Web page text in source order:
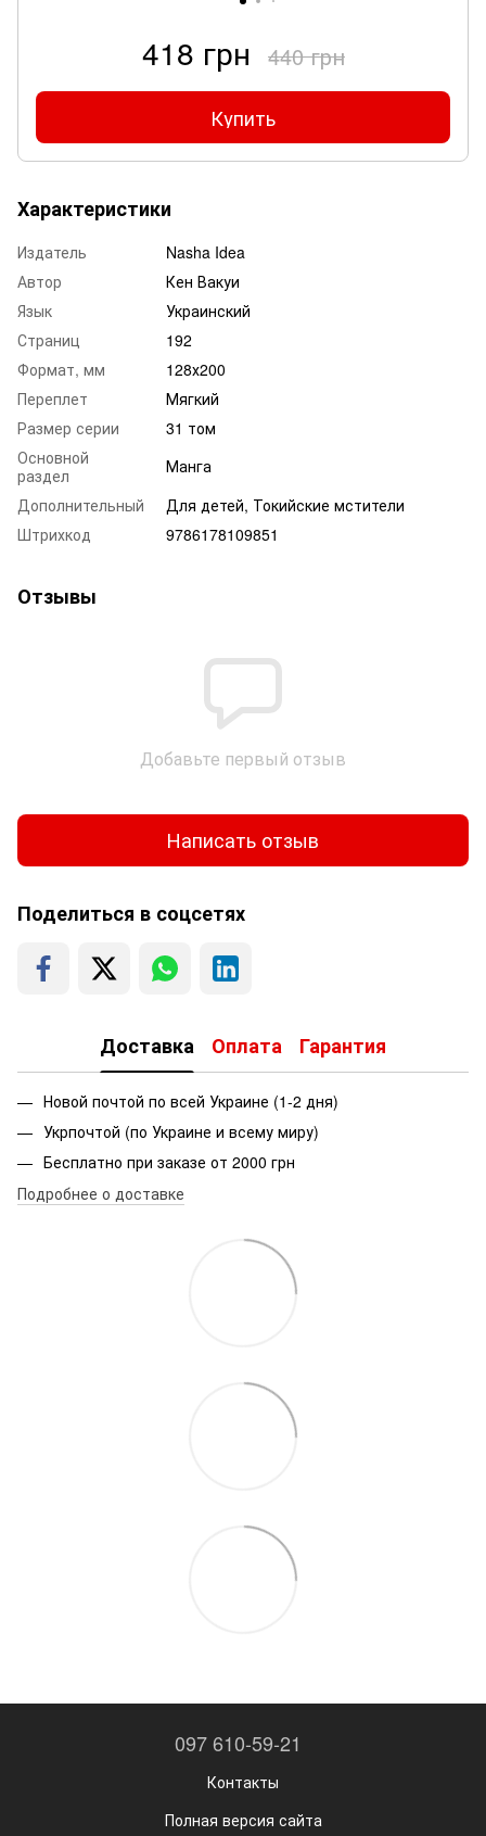
418 грн 440 грн
Купить
Характеристики
Издатель
Nasha Idea
Автор
Кен Вакуи
Язык
Украинский
Страниц
192
Формат, мм
128х200
Переплет
Мягкий
Размер серии
31 том
Основной
раздел
Манга
Дополнительный
Для детей, Токийские мстители
Штрихкод
9786178109851
Отзывы
Добавьте первый отзыв
Написать отзыв
Поделиться в соцсетях
Доставка Оплата Гарантия
Новой почтой по всей Украине (1-2 дня)
Укрпочтой (по Украине и всему миру)
Бесплатно при заказе от 2000 грн
Подробнее о доставке
097 610-59-21
Контакты
Полная версия сайта